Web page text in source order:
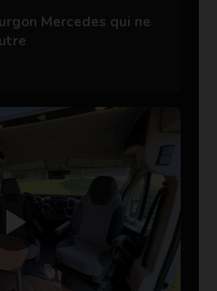
Mercedes qui ne